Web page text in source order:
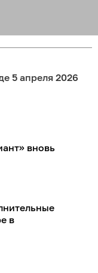
5 апреля 2026
вновь
в